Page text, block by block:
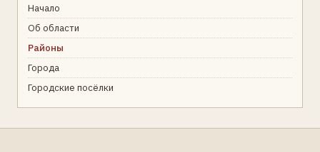
Начало
Об области
Районы
Города
Городские посёлки